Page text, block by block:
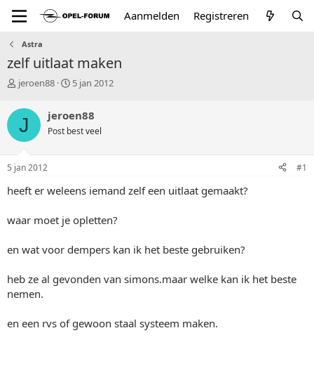
Aanmelden Registreren
Astra
zelf uitlaat maken
T
p
c
s
a
t
r
jeroen88
S
r
t
a
m
5 jan 2012
J jeroen88
Post best veel
5 jan 2012 #1
heeft er weleens iemand zelf een uitlaat gemaakt?
waar moet je opletten?
en wat voor dempers kan ik het beste gebruiken?
heb ze al gevonden van simons.maar welke kan ik het beste
nemen.
en een rvs of gewoon staal systeem maken.